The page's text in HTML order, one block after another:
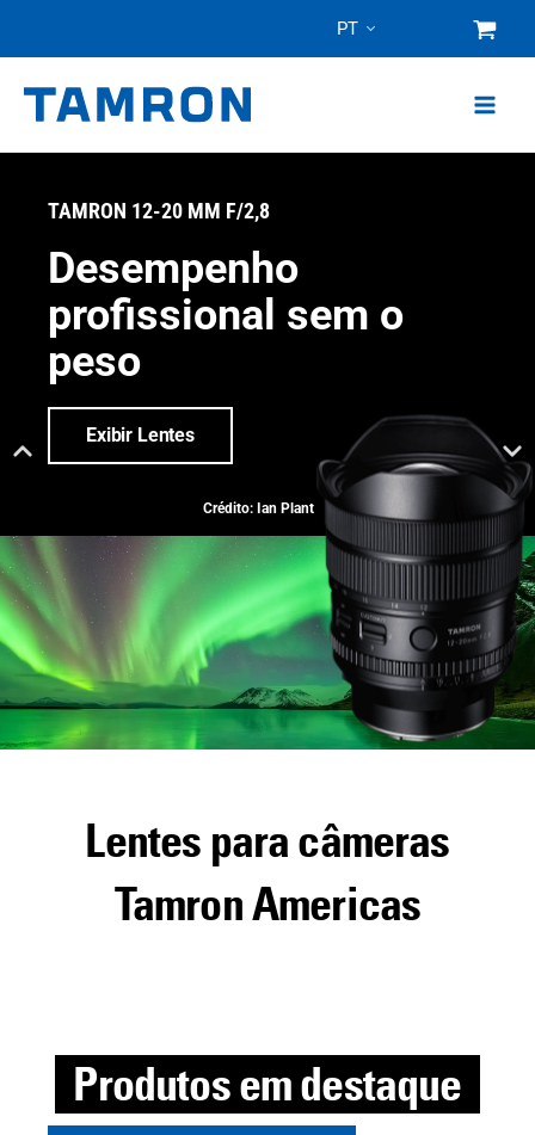
conteúdo
PT
TAMRON 12-20 MM F/2,8
Desempenho
profissional sem o
peso
Exibir Lentes
Crédito: Ian Plant
Lentes para câmeras
Tamron Americas
Produtos em destaque